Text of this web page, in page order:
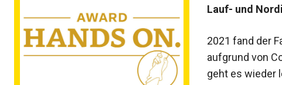
Lauf- und
2021 fand der
aufgrund von
geht es wieder